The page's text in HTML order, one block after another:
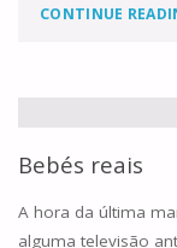
CONTINUE
Bebés reais
A hora da última
alguma televisão